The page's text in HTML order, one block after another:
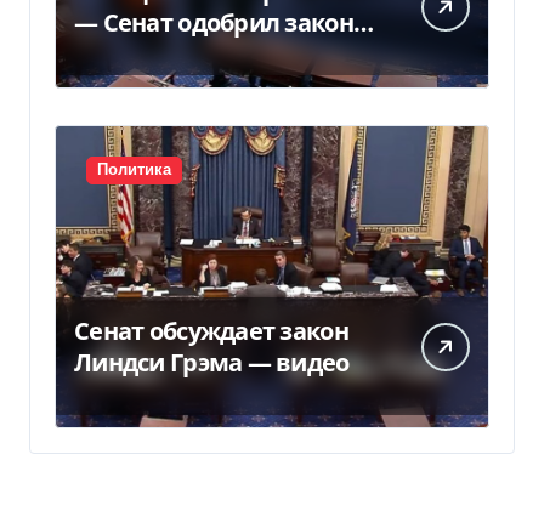
— Сенат одобрил закон
Грема — Фокус
Политика
Сенат обсуждает закон
Линдси Грэма — видео